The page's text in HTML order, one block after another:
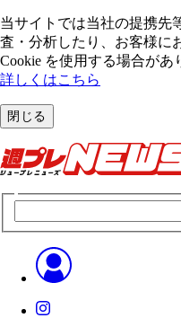
当サイトでは当社の提携先
査・分析したり、お客様に
Cookie を使⽤する場合があ
詳しくはこちら
閉じる